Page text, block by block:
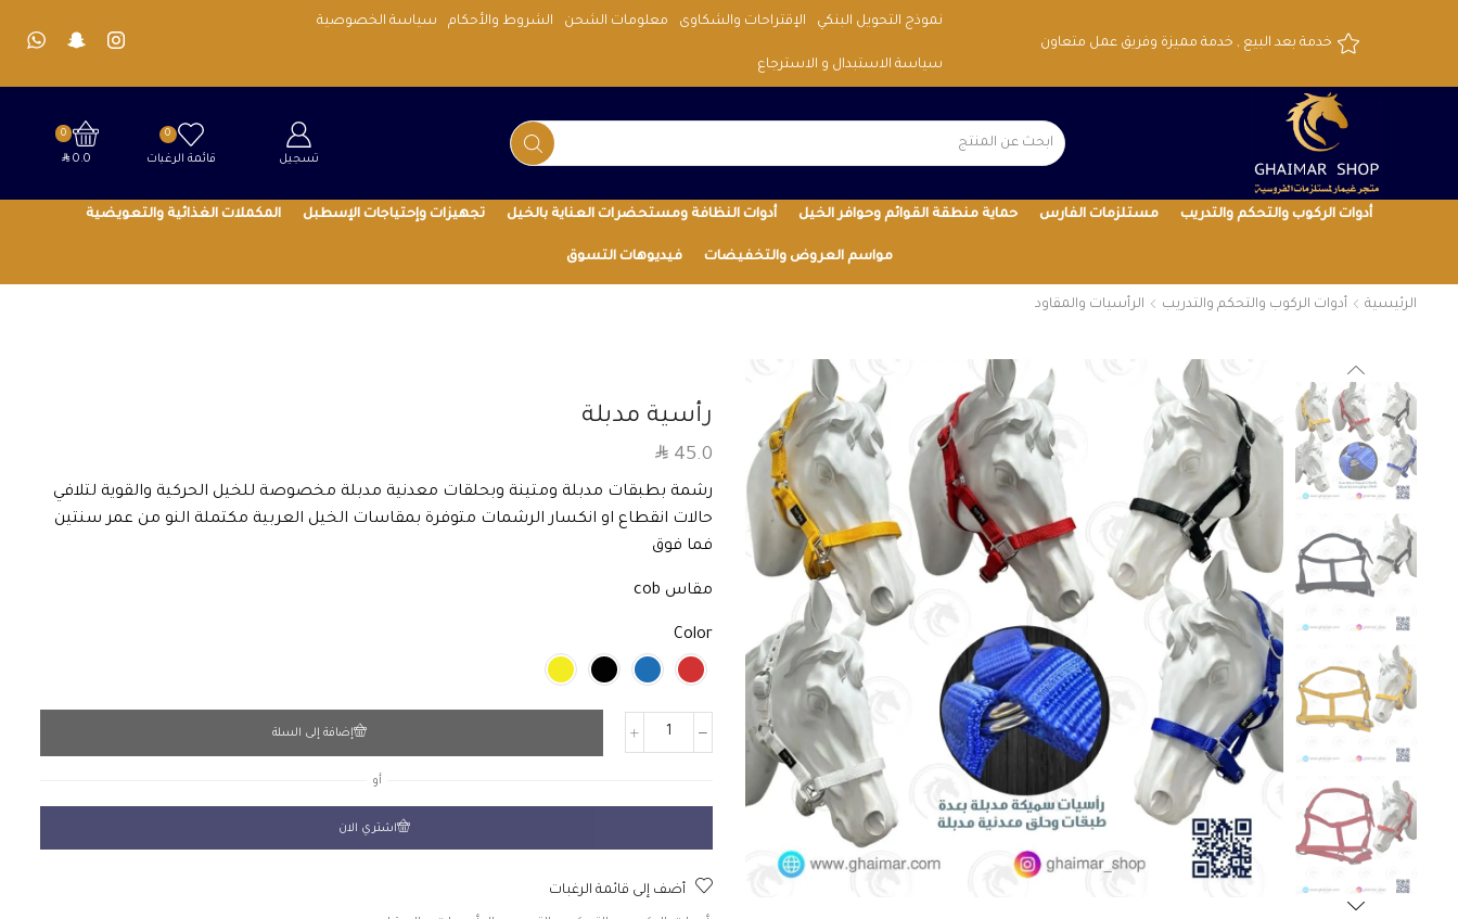
خدمة بعد البيع , خدمة مميزة وفريق عمل متعاون
نموذج التحويل البنكي الإقتراحات والشكاوى معلومات الشحن الشروط والأحكام سياسة الخصوصية
سياسة الاستبدال و الاسترجاع
تسجيل
0
قائمة الرغبات
0
SAR 0.0
أدوات الركوب والتحكم والتدريب مستلزمات الفارس حماية منطقة القوائم وحوافر الخيل أدوات النظافة ومستحضرات العناية بالخيل تجهيزات وإحتياجات الإسطبل المكملات الغذائية والتعويضية
مواسم العروض والتخفيضات فيديوهات التسوق
الرئيسية أدوات الركوب والتحكم والتدريب الرأسيات والمقاود
رأسية مدبلة
SAR 45.0
رشمة بطبقات مدبلة ومتينة وبحلقات معدنية مدبلة مخصوصة للخيل الحركية والقوية لتلافي
حالات انقطاع او انكسار الرشمات متوفرة بمقاسات الخيل العربية مكتملة النو من عمر سنتين
فما فوق
مقاس cob
Color
إضافة إلى السلة
أو
اشتري الان
أضف إلى قائمة الرغبات